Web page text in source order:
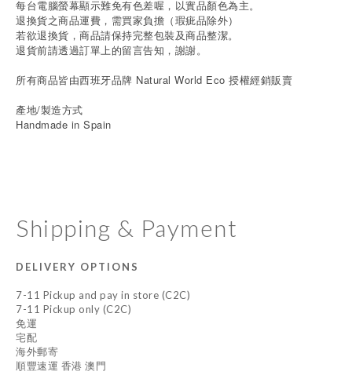
每台電腦螢幕顯示難免有色差喔，以實品顏色為主。
退換貨之商品運費，需買家負擔（瑕疵品除外）
若欲退換貨，商品請保持完整包裝及商品整潔。
退貨前請透過訂單上的留言告知，謝謝。
所有商品皆由西班牙品牌 Natural World Eco 授權經銷販賣
產地/製造方式
Handmade in Spain
Shipping & Payment
DELIVERY OPTIONS
7-11 Pickup and pay in store (C2C)
7-11 Pickup only (C2C)
免運
宅配
海外郵寄
順豐速運 香港 澳門